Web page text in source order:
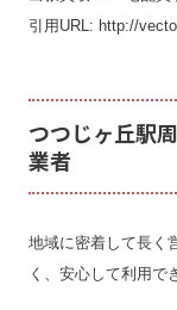
引用URL: http://
つつじヶ丘駅
業者
地域に密着して長く
く、安心して利用で